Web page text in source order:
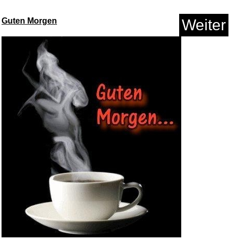
Guide de l´art contemporain u...
Guten Morgen Weiter